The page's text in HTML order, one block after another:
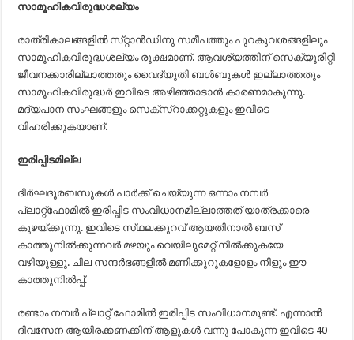
സാമൂഹികവിരുദ്ധശല്യം
രാത്രികാലങ്ങളില്‍ സ്‌റ്റാന്‍ഡിനു സമീപത്തും പുറകുവശങ്ങളിലും
സാമൂഹികവിരുദ്ധശല്യം രൂക്ഷമാണ്‌. ആവശ്യത്തിന്‌ സെക്യൂരിറ്റി
ജീവനക്കാരില്ലാത്തതും വൈദ്യുതി ബള്‍ബുകള്‍ ഇല്ലാത്തതും
സാമൂഹികവിരുദ്ധര്‍ ഇവിടെ അഴിഞ്ഞാടാന്‍ കാരണമാകുന്നു.
മദ്യപാന സംഘങ്ങളും സെക്‌സ്‌റാക്കറ്റുകളും ഇവിടെ
വിഹരിക്കുകയാണ്‌.
ഇരിപ്പിടമില്ല
ദീര്‍ഘദൂരബസുകള്‍ പാര്‍ക്ക്‌ ചെയ്യുന്ന ഒന്നാം നമ്പര്‍
പ്ലാറ്റ്‌ഫോമില്‍ ഇരിപ്പിട സംവിധാനമില്ലാത്തത്‌ യാത്രക്കാരെ
കുഴയ്‌ക്കുന്നു. ഇവിടെ സ്‌ഥലക്കുറവ്‌ ആയതിനാല്‍ ബസ്‌
കാത്തുനില്‍ക്കുന്നവര്‍ മഴയും വെയിലുമേറ്റ്‌ നില്‍ക്കുകയേ
വഴിയുള്ളു. ചില സന്ദര്‍ഭങ്ങളില്‍ മണിക്കുറൂകളോളം നീളും ഈ
കാത്തുനില്‍പ്പ്‌.
രണ്ടാം നമ്പര്‍ പ്ലാറ്റ്‌ ഫോമില്‍ ഇരിപ്പിട സംവിധാനമുണ്ട്‌. എന്നാല്‍
ദിവസേന ആയിരക്കണക്കിന്‌ ആളുകള്‍ വന്നു പോകുന്ന ഇവിടെ 40-